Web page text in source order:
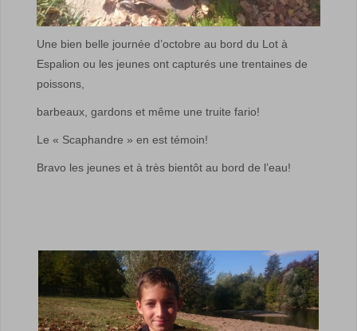
Une bien belle journée d’octobre au bord du Lot à
Espalion ou les jeunes ont capturés une trentaines de
poissons,
barbeaux, gardons et même une truite fario!
Le « Scaphandre » en est témoin!
Bravo les jeunes et à très bientôt au bord de l’eau!